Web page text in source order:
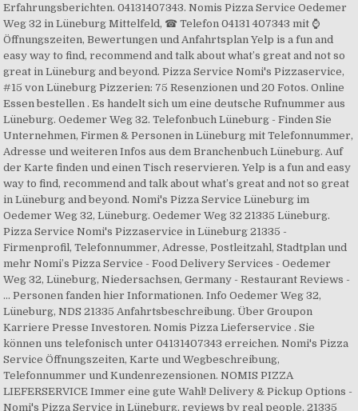
Erfahrungsberichten. 04131407343. Nomis Pizza Service Oedemer
Weg 32 in Lüneburg Mittelfeld, ☎ Telefon 04131 407343 mit ⌚
Öffnungszeiten, Bewertungen und Anfahrtsplan Yelp is a fun and
easy way to find, recommend and talk about what’s great and not so
great in Lüneburg and beyond. Pizza Service Nomi's Pizzaservice,
#15 von Lüneburg Pizzerien: 75 Resenzionen und 20 Fotos. Online
Essen bestellen . Es handelt sich um eine deutsche Rufnummer aus
Lüneburg. Oedemer Weg 32. Telefonbuch Lüneburg - Finden Sie
Unternehmen, Firmen & Personen in Lüneburg mit Telefonnummer,
Adresse und weiteren Infos aus dem Branchenbuch Lüneburg. Auf
der Karte finden und einen Tisch reservieren. Yelp is a fun and easy
way to find, recommend and talk about what’s great and not so great
in Lüneburg and beyond. Nomi's Pizza Service Lüneburg im
Oedemer Weg 32, Lüneburg. Oedemer Weg 32 21335 Lüneburg.
Pizza Service Nomi's Pizzaservice in Lüneburg 21335 -
Firmenprofil, Telefonnummer, Adresse, Postleitzahl, Stadtplan und
mehr Nomi’s Pizza Service - Food Delivery Services - Oedemer
Weg 32, Lüneburg, Niedersachsen, Germany - Restaurant Reviews -
… Personen fanden hier Informationen. Info Oedemer Weg 32,
Lüneburg, NDS 21335 Anfahrtsbeschreibung. Über Groupon
Karriere Presse Investoren. Nomis Pizza Lieferservice . Sie
können uns telefonisch unter 04131407343 erreichen. Nomi's Pizza
Service Öffnungszeiten, Karte und Wegbeschreibung,
Telefonnummer und Kundenrezensionen. NOMIS PIZZA
LIEFERSERVICE Immer eine gute Wahl! Delivery & Pickup Options -
Nomi's Pizza Service in Lüneburg, reviews by real people. 21335